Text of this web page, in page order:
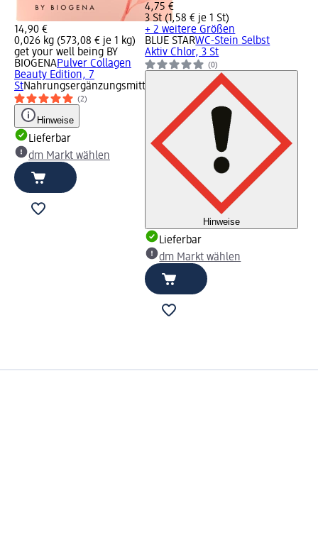
14,90 €
0,026 kg (573,08 € je 1 kg)
get your well being BY
BIOGENAPulver Collagen
Beauty Edition, 7
StNahrungsergänzungsmittel
(2)
Hinweise
Lieferbar
dm Markt wählen
4,75 €
3 St (1,58 € je 1 St)
+ 2 weitere Größen
BLUE STARWC-Stein Selbst
Aktiv Chlor, 3 St
(0)
Hinweise
Lieferbar
dm Markt wählen